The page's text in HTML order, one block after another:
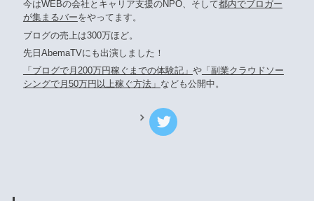
今はWEBの会社とキャリア支援のNPO、そして都内でブロガー
が集まるバーをやってます。
ブログの売上は300万ほど。
先日AbemaTVにも出演しました！
「ブログで月200万円稼ぐまでの体験記」 や「副業クラウドソー
シングで月50万円以上稼ぐ方法」 なども公開中。